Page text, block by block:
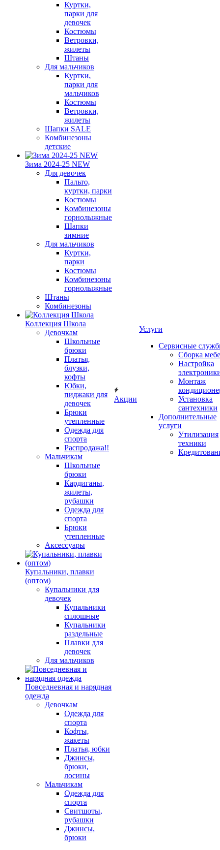
Куртки,
парки для
девочек
Костюмы
Ветровки,
жилеты
Штаны
Для мальчиков
Куртки,
парки для
мальчиков
Костюмы
Ветровки,
жилеты
Шапки SALE
Комбинезоны
детские
Зима 2024-25 NEW
Для девочек
Пальто,
куртки, парки
Костюмы
Комбинезоны
горнолыжные
Шапки
зимние
Для мальчиков
Куртки,
парки
Костюмы
Комбинезоны
горнолыжные
Штаны
Комбинезоны
Коллекция Школа
Девочкам
Школьные
брюки
Платья,
блузки,
кофты
Юбки,
пиджаки для
девочек
Брюки
утепленные
Одежда для
спорта
Распродажа!!
Мальчикам
Школьные
брюки
Кардиганы,
жилеты,
рубашки
Одежда для
спорта
Брюки
утепленные
Аксессуары
Купальники, плавки
(оптом)
Купальники для
девочек
Купальники
сплошные
Купальники
раздельные
Плавки для
девочек
Для мальчиков
Повседневная и нарядная
одежда
Девочкам
Одежда для
спорта
Кофты,
жакеты
Платья, юбки
Джинсы,
брюки,
лосины
Мальчикам
Одежда для
спорта
Свитшоты,
рубашки
Джинсы,
брюки
Акции
Услуги
Сервисные
Сборка
Настройка
Монтаж
Установка
сантехники
Дополнительные
услуги
Утилизация
техники